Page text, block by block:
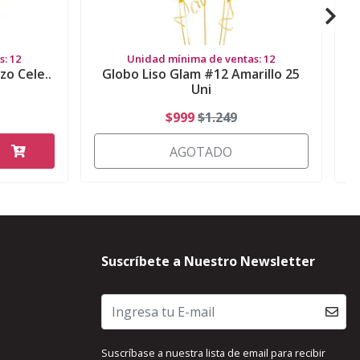
12
Cele..
Unidad mínima de ventas: 12
Globo Liso Glam #12 Amarillo 25
Uni
$999$1.249
AGOTADO
Suscríbete a Nuestro Newsletter
Suscríbase a nuestra lista de email para recibir